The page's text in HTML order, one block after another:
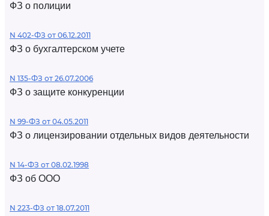
ФЗ о полиции
N 402-ФЗ от 06.12.2011
ФЗ о бухгалтерском учете
N 135-ФЗ от 26.07.2006
ФЗ о защите конкуренции
N 99-ФЗ от 04.05.2011
ФЗ о лицензировании отдельных видов деятельности
N 14-ФЗ от 08.02.1998
ФЗ об ООО
N 223-ФЗ от 18.07.2011